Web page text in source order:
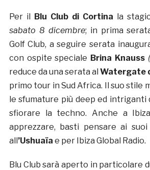
Per il Blu Club di Cortina la
sabato 8 dicembre; in prima
Golf Club, a seguire serata
con ospite speciale Brina Knauss
reduce da una serata al Watergate
primo tour in Sud Africa. Il suo stile
le sfumature più deep ed intriganti
sfiorare la techno. Anche a
apprezzare, basti pensare ai
all’Ushuaïa e per Ibiza Global Radio.
Blu Club sarà aperto in particolare